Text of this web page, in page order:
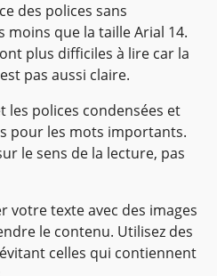
des polices sans
moins que la taille Arial 14.
plus difficiles à lire car la
pas aussi claire.
les polices condensées et
pour les mots importants.
le sens de la lecture, pas
votre texte avec des images
le contenu. Utilisez des
celles qui contiennent